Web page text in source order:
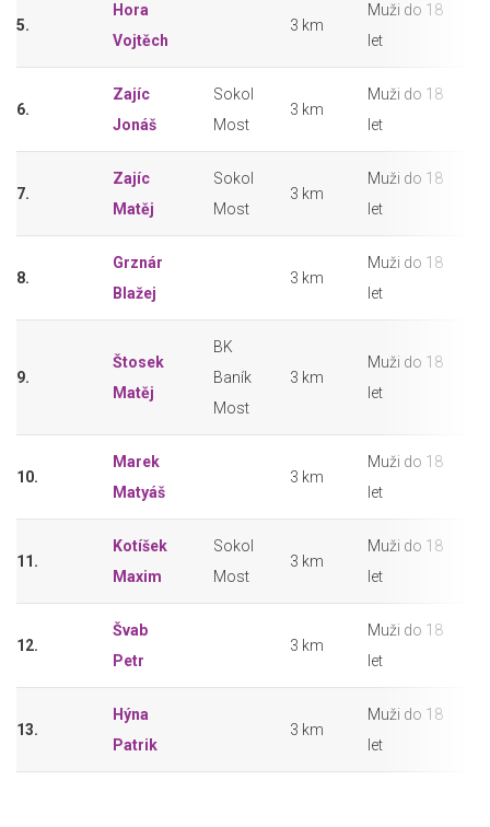
5.
Hora
Vojtěch
3 km
Muži do 18
let
6.
Zajíc
Jonáš
Sokol
Most
3 km
Muži do 18
let
7.
Zajíc
Matěj
Sokol
Most
3 km
Muži do 18
let
8.
Grznár
Blažej
3 km
Muži do 18
let
9.
Štosek
Matěj
BK
Baník
Most
3 km
Muži do 18
let
10.
Marek
Matyáš
3 km
Muži do 18
let
11.
Kotíšek
Maxim
Sokol
Most
3 km
Muži do 18
let
12.
Švab
Petr
3 km
Muži do 18
let
13.
Hýna
Patrik
3 km
Muži do 18
let